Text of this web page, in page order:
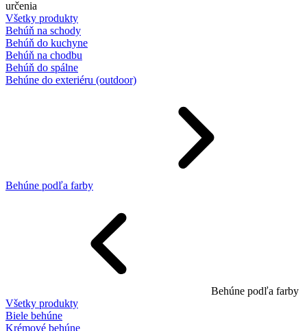
určenia
Všetky produkty
Behúň na schody
Behúň do kuchyne
Behúň na chodbu
Behúň do spálne
Behúne do exteriéru (outdoor)
Behúne podľa farby
Behúne podľa farby
Všetky produkty
Biele behúne
Krémové behúne